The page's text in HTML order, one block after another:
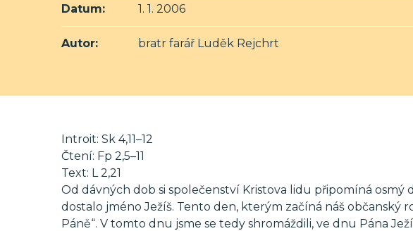
Datum: 1. 1. 2006
Autor: bratr farář Luděk Rejchrt
Introit: Sk 4,11–12
Čtení: Fp 2,5–11
Text: L 2,21
Od dávných dob si společenství Kristova lidu připomíná
dostalo jméno Ježíš. Tento den, kterým začíná náš občanský
Páně“. V tomto dnu jsme se tedy shromáždili, ve dnu Pána